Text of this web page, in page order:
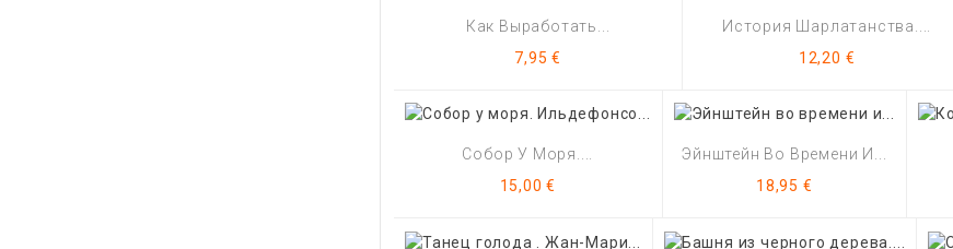
Как Выработать...
Цена
7,95 €
История Шарлатанства....
Цена
12,20 €
Собор У Моря....
Цена
15,00 €
Эйнштейн Во Времени И...
Цена
18,95 €